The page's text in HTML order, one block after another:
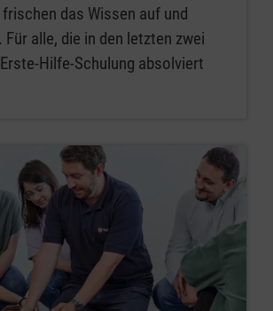
das Wissen auf und
alle, die in den letzten zwei
Hilfe-Schulung absolviert